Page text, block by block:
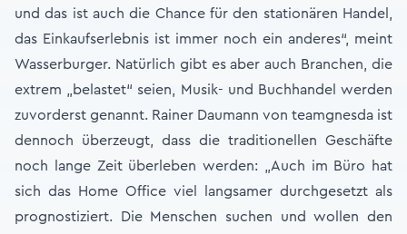
und das ist auch die Chance für den stationären Handel,
das Einkaufserlebnis ist immer noch ein anderes“, meint
Wasserburger. Natürlich gibt es aber auch Branchen, die
extrem „belastet“ seien, Musik- und Buchhandel werden
zuvorderst genannt. Rainer Daumann von teamgnesda ist
dennoch überzeugt, dass die traditionellen Geschäfte
noch lange Zeit überleben werden: „Auch im Büro hat
sich das Home Office viel langsamer durchgesetzt als
prognostiziert. Die Menschen suchen und wollen den